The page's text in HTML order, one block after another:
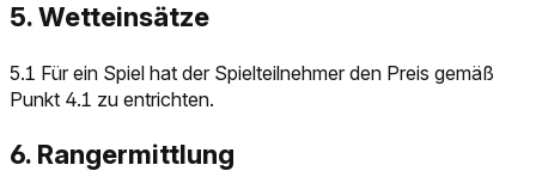
5. Wetteinsätze
5.1 Für ein Spiel hat der Spielteilnehmer den Preis gemäß
Punkt 4.1 zu entrichten.
6. Rangermittlung